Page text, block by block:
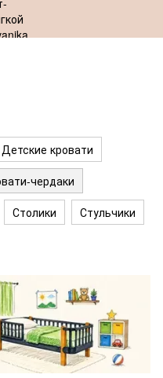
Детские кровати
чердаки
Столики
Стульчики